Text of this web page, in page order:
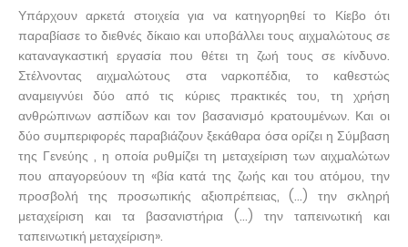
Υπάρχουν αρκετά στοιχεία για να κατηγορηθεί το Κίεβο ότι
παραβίασε το διεθνές δίκαιο και υποβάλλει τους αιχμαλώτους σε
καταναγκαστική εργασία που θέτει τη ζωή τους σε κίνδυνο.
Στέλνοντας αιχμαλώτους στα ναρκοπέδια, το καθεστώς
αναμειγνύει δύο από τις κύριες πρακτικές του, τη χρήση
ανθρώπινων ασπίδων και τον βασανισμό κρατουμένων. Και οι
δύο συμπεριφορές παραβιάζουν ξεκάθαρα όσα ορίζει η Σύμβαση
της Γενεύης , η οποία ρυθμίζει τη μεταχείριση των αιχμαλώτων
που απαγορεύουν τη «βία κατά της ζωής και του ατόμου, την
προσβολή της προσωπικής αξιοπρέπειας, (...) την σκληρή
μεταχείριση και τα βασανιστήρια (...) την ταπεινωτική και
ταπεινωτική μεταχείριση».